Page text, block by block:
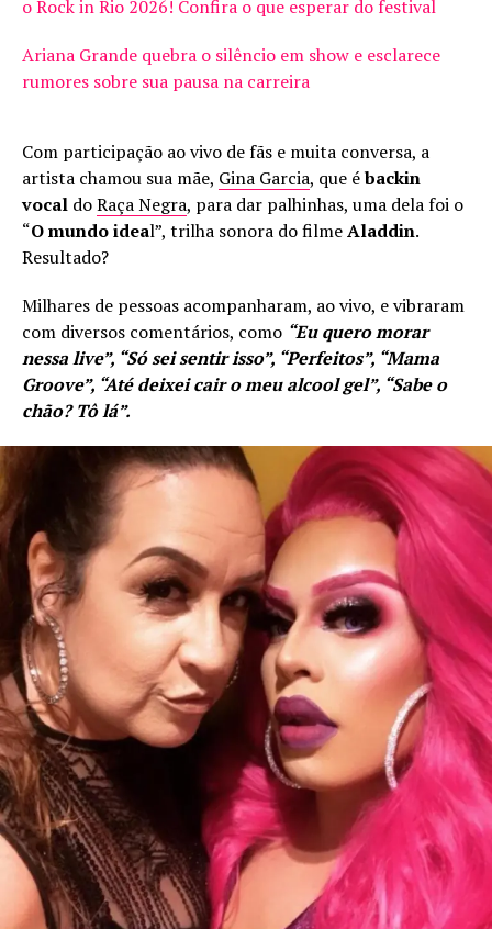
o Rock in Rio 2026! Confira o que esperar do festival
Ariana Grande quebra o silêncio em show e esclarece
rumores sobre sua pausa na carreira
Com participação ao vivo de fãs e muita conversa, a
artista chamou sua mãe, Gina Garcia, que ébackin
vocal doRaça Negra, para dar palhinhas, uma dela foi o
“O mundo ideal”, trilha sonora do filmeAladdin.
Resultado?
Milhares de pessoas acompanharam, ao vivo, e vibraram
com diversos comentários, como “Eu quero morar
nessa live”, “Só sei sentir isso”, “Perfeitos”, “Mama
Groove”, “Até deixei cair o meu alcool gel”, “Sabe o
chão? Tô lá”.